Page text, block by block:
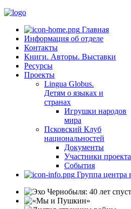
Главная
Информация об отделе
Контакты
Книги. Авторы. Выставки
Ресурсы
Проекты
Lingua Globus.
Детям о языках и
странах
Игрушки народов
мира
Псковский Клуб
национальностей
Документы
Участники проекта
События
Группа центра